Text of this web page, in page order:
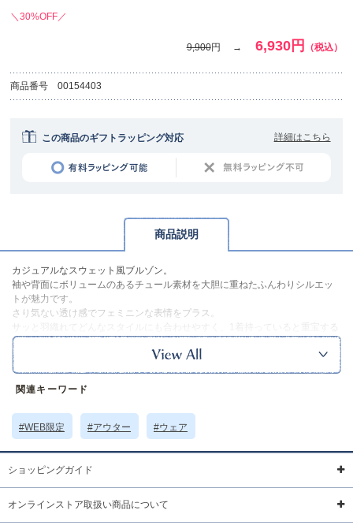
＼30%OFF／
9,900円 6,930円 （税込）
商品番号 00154403
この商品のギフトラッピング対応 詳細はこちら
商品説明
カジュアルなスウェット風ブルゾン。
袖や背面にボリュームのあるチュール素材を大胆に重ねたふんわりシルエッ
トが魅力です。
さり気ない透け感でフェミニンな表情をプラス。
サッと羽織れてどんなスタイルにも合わせやすく、1着持っていると重宝する
アイテム。
カラーはグレイとブラックの2色展開で、カジュアルにもキレイめにも好相性
です。
※本品に付いているご注意書きをお読みの上ご使用ください。
※実物の色味に近づけて撮影していますが、ご使用の端末やモニター環境に
より、実際の色味と異なって見える場合がございます。
サイズ詳細 (cm)約
着丈68 身幅58 裄丈76.5
素材・原材料 綿 ポリエステル ポリウレタン
原産国
関連キーワード
#WEB限定 #アウター #ウェア
ショッピングガイド
オンラインストア取扱い商品について